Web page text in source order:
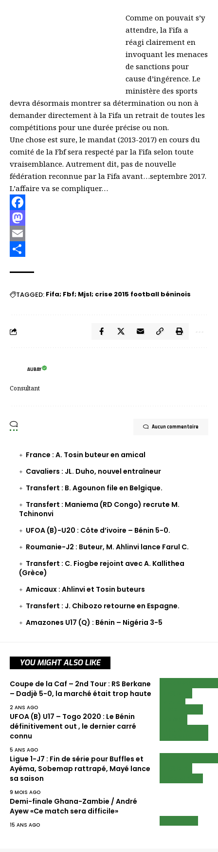
Comme on pouvait s’y
attendre, la Fifa a
réagi clairement en
invoquant les menaces
de sanctions pour
cause d’ingérence. Le
ministère des sports
devra désormais montrer sa détermination ou non à
demander directement à la Fifa un retrait de toutes les
compétitions pour une durée précise ou non.
Une chose est sure, le mandat (2013-2017) en cours du
comité de la Fbf sera respecté par la Fifa selon toute
vraisemblance. Autrement dit, pas de nouvelle
fédération reconnue par la Fifa avant…septembre 2017.
L’affaire va se compliquer…
Facebook
Mastodon
Email
TAGGED: Fifa; Fbf; Mjsl; crise 2015 football béninois
AUBAY
Consultant
Aucun commentaire
France : A. Tosin buteur en amical
Cavaliers : JL. Duho, nouvel entraîneur
Transfert : B. Agounon file en Belgique.
Transfert : Maniema (RD Congo) recrute M.
Tchinonvi
UFOA (B)-U20 : Côte d’ivoire – Bénin 5-0.
Roumanie-J2 : Buteur, M. Ahlinvi lance Farul C.
Transfert : C. Fiogbe rejoint avec A. Kallithea
(Grèce)
Amicaux : Ahlinvi et Tosin buteurs
Transfert : J. Chibozo retourne en Espagne.
Amazones U17 (Q) : Bénin – Nigéria 3-5
YOU MIGHT ALSO LIKE
Coupe de la Caf – 2nd Tour : RS Berkane
– Dadjè 5-0, la marché était trop haute
2 ANS AGO
UFOA (B) U17 – Togo 2020 : Le Bénin
définitivement out , le dernier carré
connu
5 ANS AGO
Ligue 1-J7 : Fin de série pour Buffles et
Ayéma, Sobemap rattrapé, Mayé lance
sa saison
9 MOIS AGO
Demi-finale Ghana-Zambie / André
Ayew «Ce match sera difficile»
15 ANS AGO